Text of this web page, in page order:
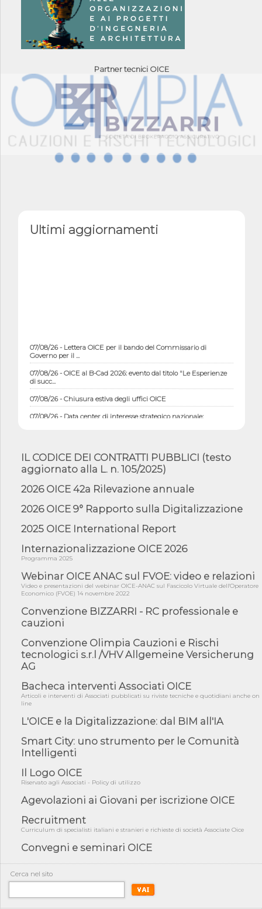
Partner tecnici OICE
Ultimi aggiornamenti
07/08/26 - Lettera OICE per il bando del Commissario di
Governo per il ...
07/08/26 - OICE al B-Cad 2026: evento dal titolo "Le Esperienze
di succ...
07/08/26 - Chiusura estiva degli uffici OICE
07/08/26 - Data center di interesse strategico nazionale;
07/08/26 - Ponte sullo Stretto di Messina: deliberata la
sussistenza di...
07/08/26 - Tunnel Brennero, dal Cipess via libera al quinto lotto
06/08/26 - Istat, produzione industriale in calo dell'1% a giugno,
su a...
06/08/26 - Dal 3 agosto in vigore l'obbligo di energie rinnovabili
con ...
riqualificazione sism...
06/08/26 - CdM: approvato il d.lgs. di adeguamento all’AI Act in
06/08/26 - DDL delegazione europea in Cdm per recepimento
norme UE in m...
05/08/26 - DL Infrastrutture e PNRR è legge: approvata oggi la
fiducia...
05/08/26 - Focus OICE sul DDL di riforma della responsabilità
05/08/26 - Anac: pubblicata la Relazione illustrativa al Bando tipo
2 s...
05/08/26 - SAVE THE DATE: Assemblea Pubblica Confindustria
05/08/26 - Successo OICE per il bando della Città metropolitana
di Reg...
05/08/26 - Lettera OICE per il bando della Giunta Regionale della
Campa...
04/08/26 - DL PA: previste cancellazioni da elenchi professionisti
per ...
04/08/26 - International Sustainable Buildings Competition -
COP31, An...
04/08/26 - CdS, project financing: progetto di fattibilità da
04/08/26 - Rapporto Anac corruzione 2020-2026: procedimenti
penali per ...
IL CODICE DEI CONTRATTI PUBBLICI (testo
aggiornato alla L. n. 105/2025)
2026 OICE 42a Rilevazione annuale
2026 OICE 9° Rapporto sulla Digitalizzazione
2025 OICE International Report
Internazionalizzazione OICE 2026
Programma 2025
Webinar OICE ANAC sul FVOE: video e relazioni
Video e presentazioni del webinar OICE-ANAC sul Fascicolo Virtuale dell'Operatore
Economico (FVOE) 14 novembre 2022
Convenzione BIZZARRI - RC professionale e
cauzioni
Convenzione Olimpia Cauzioni e Rischi
tecnologici s.r.l /VHV Allgemeine Versicherung
AG
Bacheca interventi Associati OICE
Articoli e interventi di Associati pubblicati su riviste tecniche e quotidiani anche on
line
L'OICE e la Digitalizzazione: dal BIM all'IA
Smart City: uno strumento per le Comunità
Intelligenti
Il Logo OICE
Riservato agli Associati - Policy di utilizzo
Agevolazioni ai Giovani per iscrizione OICE
Recruitment
Curriculum di specialisti italiani e stranieri e richieste di società Associate Oice
Convegni e seminari OICE
Cerca nel sito